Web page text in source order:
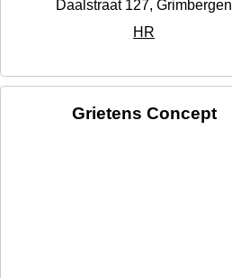
Daalstraat 127, Grimbergen
HR
Grietens Concept